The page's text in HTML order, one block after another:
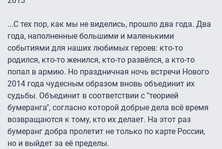
...C тех пор, как мы не виделись, прошло два года. Два
года, наполненные большими и маленькими
событиями для наших любимых героев: кто-то
родился, кто-то женился, кто-то развёлся, а кто-то
попал в армию. Но праздничная ночь встречи Нового
2014 года чудесным образом вновь объединит их
судьбы. Объединит в соответствии с "теорией
бумеранга", согласно которой добрые дела всё время
возвращаются к тому, кто их делает. На этот раз
бумеранг добра пролетит не только по карте России,
но и выйдет за её пределы.